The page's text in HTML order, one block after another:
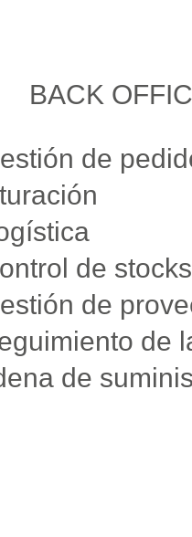
BACK
de
de stocks
de
de
de